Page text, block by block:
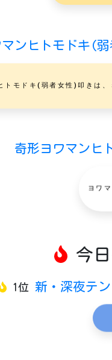
マンヒトモドキ(
トモドキ(弱者女性)叩きは
奇形ヨワマンヒ
ヨワ
今日
1位 新・深夜テ